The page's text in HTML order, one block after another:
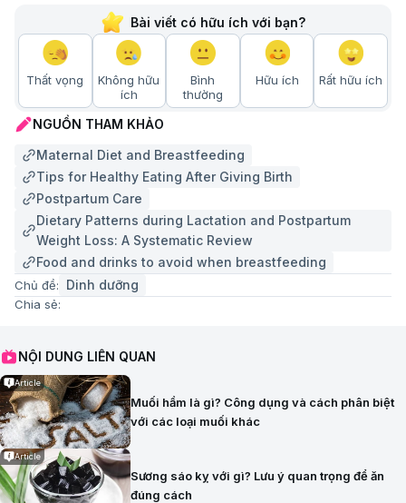
Bài viết có hữu ích với bạn?
Thất vọng
Không hữu
ích
Bình
thường
Hữu ích Rất hữu ích
NGUỒN THAM KHẢO
Maternal Diet and Breastfeeding
Tips for Healthy Eating After Giving Birth
Postpartum Care
Dietary Patterns during Lactation and Postpartum
Weight Loss: A Systematic Review
Food and drinks to avoid when breastfeeding
Chủ đề: Dinh dưỡng
Chia sẻ:
NỘI DUNG LIÊN QUAN
Article
Muối hầm là gì? Công dụng và cách phân biệt
với các loại muối khác
Article
Sương sáo kỵ với gì? Lưu ý quan trọng để ăn
đúng cách